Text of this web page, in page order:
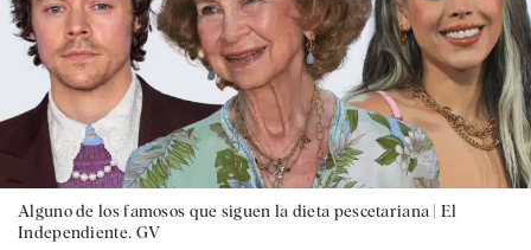
Alguno de los famosos que siguen la dieta pescetariana |El
Independiente. GV